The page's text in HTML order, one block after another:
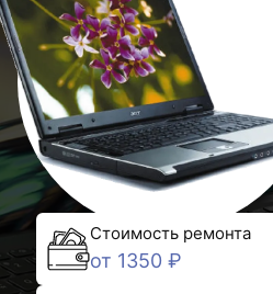
Стоимость ремонта
от 1350 ₽